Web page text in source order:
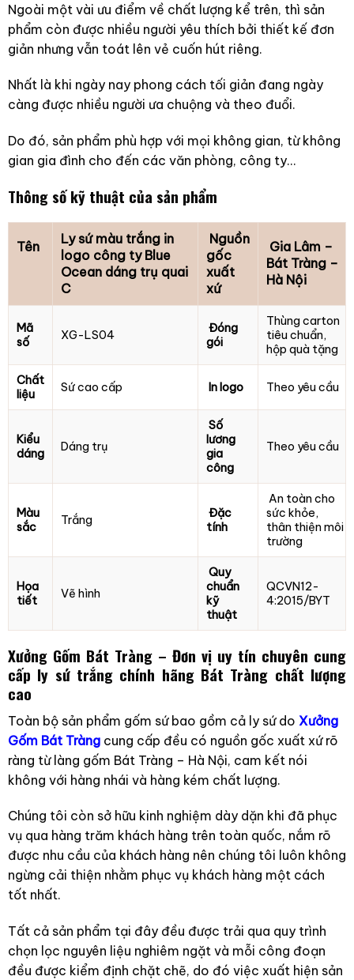
Ngoài một vài ưu điểm về chất lượng kể trên, thì sản
phẩm còn được nhiều người yêu thích bởi thiết kế đơn
giản nhưng vẫn toát lên vẻ cuốn hút riêng.
Nhất là khi ngày nay phong cách tối giản đang ngày
càng được nhiều người ưa chuộng và theo đuổi.
Do đó, sản phẩm phù hợp với mọi không gian, từ không
gian gia đình cho đến các văn phòng, công ty…
Thông số kỹ thuật của sản phẩm
Tên
Ly sứ màu trắng in
logo công ty Blue
Ocean dáng trụ quai
C
Nguồn
gốc
xuất
xứ
Gia Lâm –
Bát Tràng –
Hà Nội
Mã
số
XG-LS04
Đóng
gói
Thùng carton
tiêu chuẩn,
hộp quà tặng
Chất
liệu
Sứ cao cấp In logo Theo yêu cầu
Kiểu
dáng
Dáng trụ
Số
lương
gia
công
Theo yêu cầu
Màu
sắc
Trắng
Đặc
tính
An toàn cho
sức khỏe,
thân thiện môi
trường
Họa
tiết
Vẽ hình
Quy
chuẩn
kỹ
thuật
QCVN12-
4:2015/BYT
Xưởng Gốm Bát Tràng – Đơn vị uy tín chuyên cung
cấp ly sứ trắng chính hãng Bát Tràng chất lượng
cao
Toàn bộ sản phẩm gốm sứ bao gồm cả ly sứ do Xưởng
Gốm Bát Tràngcung cấp đều có nguồn gốc xuất xứ rõ
ràng từ làng gốm Bát Tràng – Hà Nội, cam kết nói
không với hàng nhái và hàng kém chất lượng.
Chúng tôi còn sở hữu kinh nghiệm dày dặn khi đã phục
vụ qua hàng trăm khách hàng trên toàn quốc, nắm rõ
được nhu cầu của khách hàng nên chúng tôi luôn không
ngừng cải thiện nhằm phục vụ khách hàng một cách
tốt nhất.
Tất cả sản phẩm tại đây đều được trải qua quy trình
chọn lọc nguyên liệu nghiêm ngặt và mỗi công đoạn
đều được kiểm định chặt chẽ, do đó việc xuất hiện sản